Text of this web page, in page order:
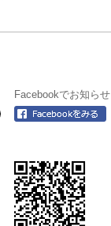
Facebookでお知らせ